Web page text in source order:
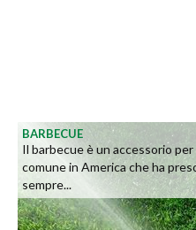
BARBECUE
Il barbecue è un accessorio
comune in America che ha
sempre...